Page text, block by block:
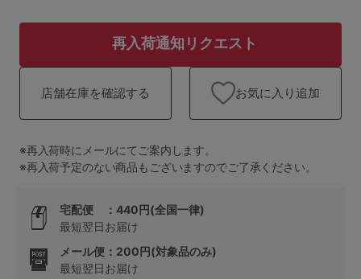
高評価レビューアイテム
再入荷通知リクエスト
店舗在庫を確認する お気に入り追加
※再入荷時にメールにてご案内します。
※再入荷予定のない商品もございますのでご了承ください。
宅配便 ：440円(全国一律)
最短翌日お届け
メール便：200円(対象品のみ)
最短翌日お届け